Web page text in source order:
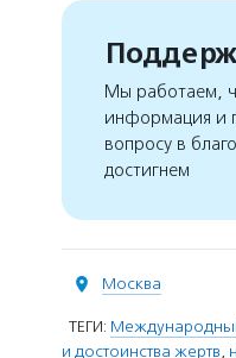
Мы работаем,
информация и
вопросу в
достигнем
Москва
ТЕГИ:
и достоинства жертв,